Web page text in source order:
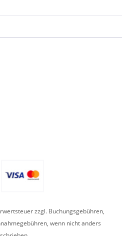
zzgl. Buchungsgebühren,
wenn nicht anders